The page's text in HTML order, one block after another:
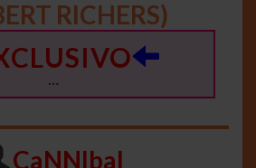
RICHERS)
…
CaNNIbal